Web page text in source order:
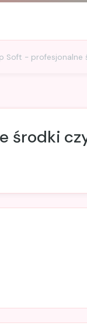
Soft -
środki